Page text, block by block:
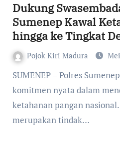
Dukung
Sumenep Kawal
hingga ke Tingkat
Pojok Kiri Madura
komitmen nyata dalam
ketahanan pangan
merupakan tindak…